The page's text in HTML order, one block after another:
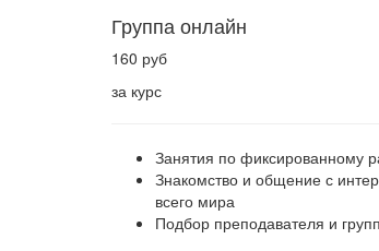
Группа онлайн
160 руб
за курс
Занятия по фиксированному
Знакомство и общение с
всего мира
Подбор преподавателя и